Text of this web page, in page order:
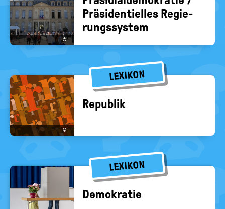
©
Prä­si­den­ti­el­les Re­gie­
rungs­sys­tem
LEXIKON
©
Re­pu­blik
LEXIKON
De­mo­kra­tie